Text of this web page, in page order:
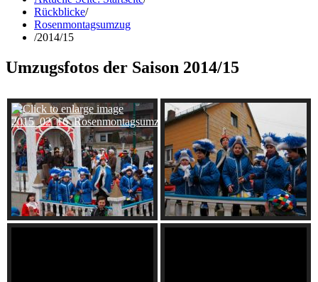
Rückblicke/
Rosenmontagsumzug
/2014/15
Umzugsfotos der Saison 2014/15